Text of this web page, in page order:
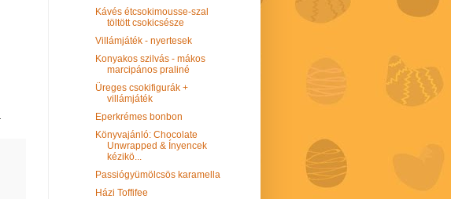
Kávés étcsokimousse-szal
töltött csokicsésze
Villámjáték - nyertesek
Konyakos szilvás - mákos
marcipános praliné
Üreges csokifigurák +
villámjáték
Eperkrémes bonbon
Könyvajánló: Chocolate
Unwrapped & Ínyencek
kézikö...
Passiógyümölcsös karamella
Házi Toffifee